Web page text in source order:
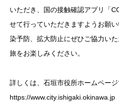
いただき、国の接触確認アプリ「
せて行っていただきますようお願
染予防、拡大防止にぜひご協力い
旅をお楽しみください。
詳しくは、石垣市役所ホームページ
https://www.city.ishigaki.okinawa.jp